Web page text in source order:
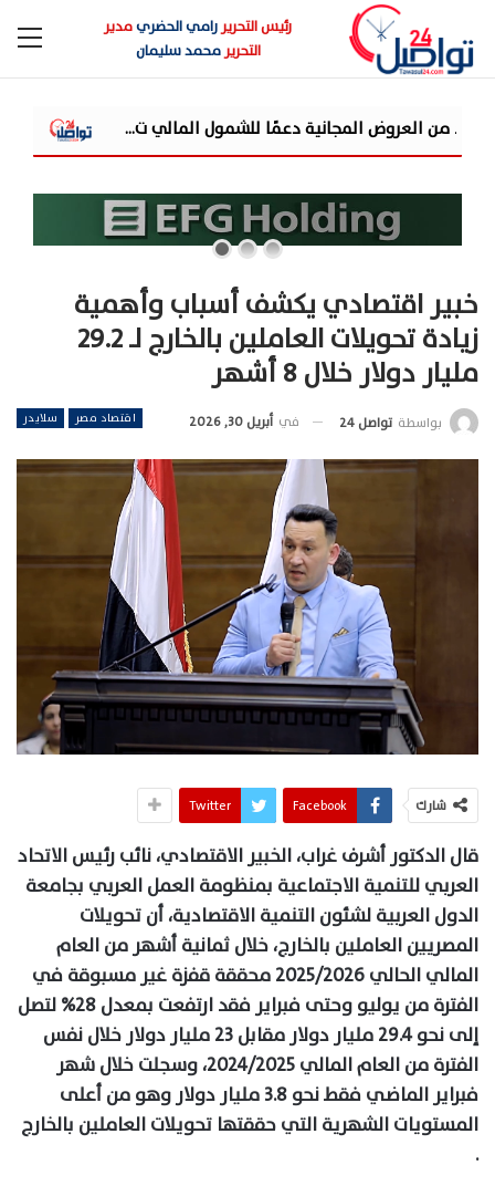
رئيس التحريررامي الحضريمدير
التحريرمحمد سليمان
للشمول المالي ت... «مرصد الذهب»: الذهب عند أعلى مستوى في 7 أسابيع.. والدولار يحد من انتقال
خبير اقتصادي يكشف أسباب وأهمية
زيادة تحويلات العاملين بالخارج لـ 29.2
مليار دولار خلال 8 أشهر
اقتصاد مصر سلايدر بواسطة تواصل 24 في أبريل 30, 2026
شارك Facebook
Twitter
قال الدكتور أشرف غراب، الخبير الاقتصادي، نائب رئيس الاتحاد
العربي للتنمية الاجتماعية بمنظومة العمل العربي بجامعة
الدول العربية لشئون التنمية الاقتصادية، أن تحويلات
المصريين العاملين بالخارج، خلال ثمانية أشهر من العام
المالي الحالي 2025/2026 محققة قفزة غير مسبوقة في
الفترة من يوليو وحتى فبراير فقد ارتفعت بمعدل 28% لتصل
إلى نحو 29.4 مليار دولار مقابل 23 مليار دولار خلال نفس
الفترة من العام المالي 2024/2025، وسجلت خلال شهر
فبراير الماضي فقط نحو 3.8 مليار دولار وهو من أعلى
المستويات الشهرية التي حققتها تحويلات العاملين بالخارج
.